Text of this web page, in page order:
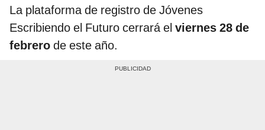
La plataforma de registro de Jóvenes
Escribiendo el Futuro cerrará el viernes 28 de
febrero de este año.